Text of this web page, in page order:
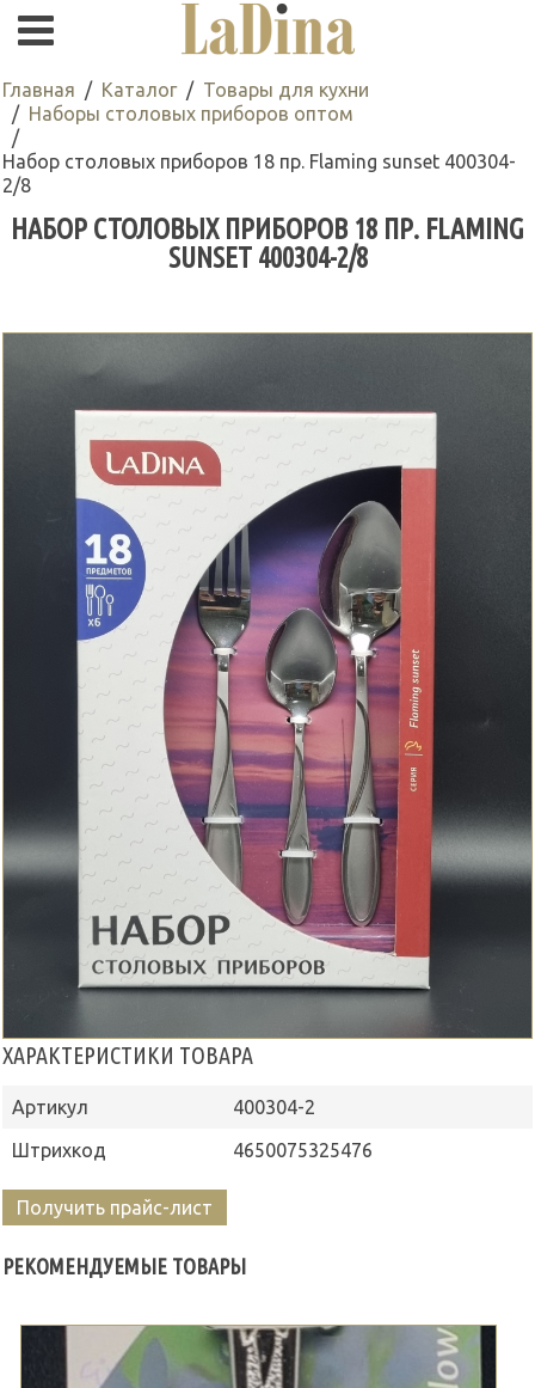
Главная Каталог
Товары для кухни
Наборы столовых приборов оптом
Набор столовых приборов 18 пр. Flaming sunset 400304-
2/8
НАБОР СТОЛОВЫХ ПРИБОРОВ 18 ПР. FLAMING
SUNSET 400304-2/8
ХАРАКТЕРИСТИКИ ТОВАРА
Артикул
400304-2
Штрихкод
4650075325476
Получить прайс-лист
РЕКОМЕНДУЕМЫЕ ТОВАРЫ